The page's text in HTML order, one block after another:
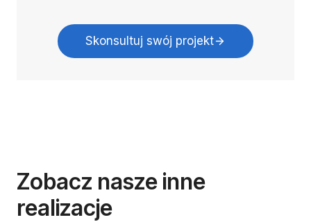
Skonsultuj swój projekt
Zobacz nasze inne
realizacje